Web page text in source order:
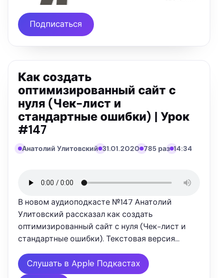
Подписаться
Как создать
оптимизированный сайт с
нуля (Чек-лист и
стандартные ошибки) | Урок
#147
Анатолий Улитовский 31.01.2020 785 раз 14:34
В новом аудиоподкасте №147 Анатолий
Улитовский рассказал как создать
оптимизированный сайт с нуля (Чек-лист и
стандартные ошибки). Текстовая версия
будет продавать? Этот вопрос часто мне
задают клиенты. Буквально недавно на днях
Слушать в Apple Подкастах